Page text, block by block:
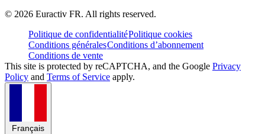
© 2026 Euractiv FR. All rights reserved.
Politique de confidentialitéPolitique cookies
Conditions généralesConditions d’abonnement
Conditions de vente
This site is protected by reCAPTCHA, and the Google Privacy
Policy and Terms of Service apply.
Français